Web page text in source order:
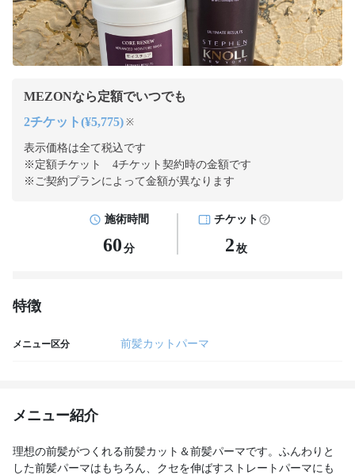
MEZONなら定額でいつでも
2チケット(¥5,775) ※
表示価格は全て税込です
※定額チケット 4チケット契約時の金額です
※ご契約プランによって金額が異なります
施術時間
60 分
チケット
2 枚
特徴
メニュー区分 前髪カットパーマ
メニュー紹介
理想の前髪がつくれる前髪カット＆前髪パーマです。ふんわりと
した前髪パーマはもちろん、クセを伸ばすストレートパーマにも